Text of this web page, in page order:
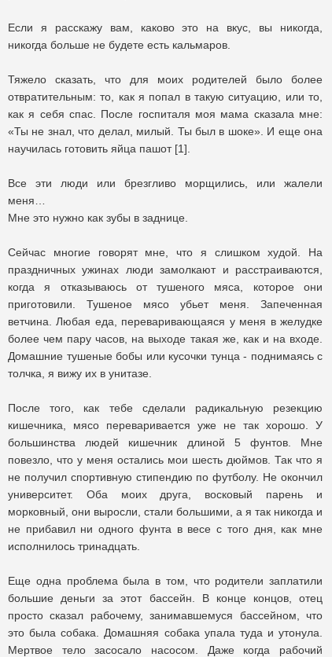
Если я расскажу вам, каково это на вкус, вы никогда,
никогда больше не будете есть кальмаров.
Тяжело сказать, что для моих родителей было более
отвратительным: то, как я попал в такую ситуацию, или то,
как я себя спас. После госпиталя моя мама сказала мне:
«Ты не знал, что делал, милый. Ты был в шоке». И еще она
научилась готовить яйца пашот [1].
Все эти люди или брезгливо морщились, или жалели
меня…
Мне это нужно как зубы в заднице.
Сейчас многие говорят мне, что я слишком худой. На
праздничных ужинах люди замолкают и расстраиваются,
когда я отказываюсь от тушеного мяса, которое они
приготовили. Тушеное мясо убьет меня. Запеченная
ветчина. Любая еда, переваривающаяся у меня в желудке
более чем пару часов, на выходе такая же, как и на входе.
Домашние тушеные бобы или кусочки тунца - поднимаясь с
толчка, я вижу их в унитазе.
После того, как тебе сделали радикальную резекцию
кишечника, мясо переваривается уже не так хорошо. У
большинства людей кишечник длиной 5 фунтов. Мне
повезло, что у меня остались мои шесть дюймов. Так что я
не получил спортивную стипендию по футболу. Не окончил
университет. Оба моих друга, восковый парень и
морковный, они выросли, стали большими, а я так никогда и
не прибавил ни одного фунта в весе с того дня, как мне
исполнилось тринадцать.
Еще одна проблема была в том, что родители заплатили
большие деньги за этот бассейн. В конце концов, отец
просто сказал рабочему, занимавшемуся бассейном, что
это была собака. Домашняя собака упала туда и утонула.
Мертвое тело засосало насосом. Даже когда рабочий